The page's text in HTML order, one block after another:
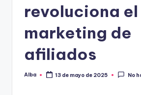
revoluciona el
marketing de
afiliados
Publicado
Alba 13 de mayo de 2025 No